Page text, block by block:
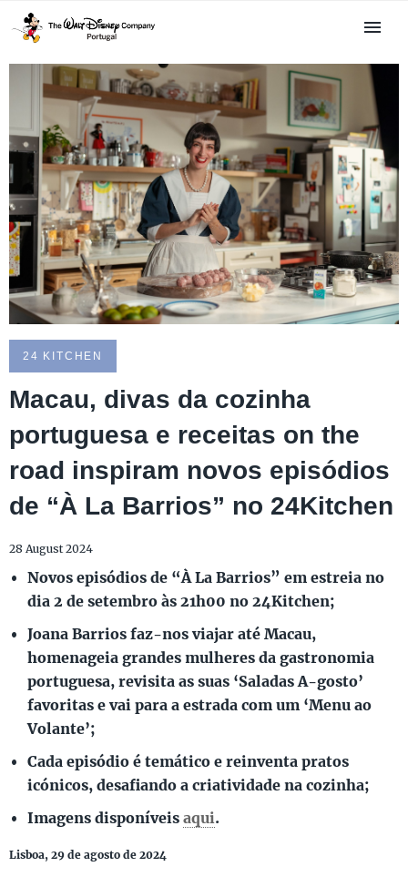
24 KITCHEN
Macau, divas da cozinha
portuguesa e receitas on the
road inspiram novos episódios
de “À La Barrios” no 24Kitchen
28 August 2024
Novos episódios de “À La Barrios” em estreia no
dia 2 de setembro às 21h00 no 24Kitchen;
Joana Barrios faz-nos viajar até Macau,
homenageia grandes mulheres da gastronomia
portuguesa, revisita as suas ‘Saladas A-gosto’
favoritas e vai para a estrada com um ‘Menu ao
Volante’;
Cada episódio é temático e reinventa pratos
icónicos, desafiando a criatividade na cozinha;
Imagens disponíveisaqui.
Lisboa, 29 de agosto de 2024